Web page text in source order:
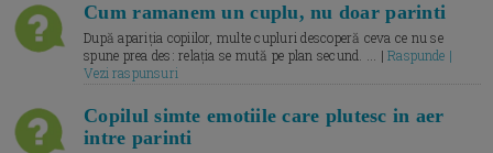
Cum ramanem un cuplu, nu doar parinti
După apariția copiilor, multe cupluri descoperă ceva ce nu se
spune prea des: relația se mută pe plan secund. ... |Raspunde |
Vezi raspunsuri
Copilul simte emotiile care plutesc in aer
intre parinti